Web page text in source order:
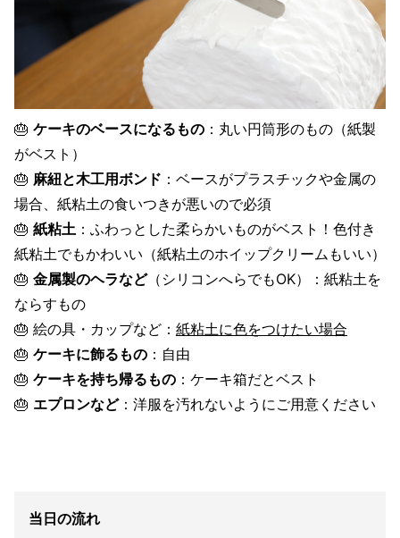
🎂 ケーキのベースになるもの ：丸い円筒形のもの（紙製
がベスト）
🎂 麻紐と木工用ボンド ：ベースがプラスチックや金属の
場合、紙粘土の食いつきが悪いので必須
🎂 紙粘土 ：ふわっとした柔らかいものがベスト！色付き
紙粘土でもかわいい（紙粘土のホイップクリームもいい）
🎂 金属製のヘラなど（シリコンへらでもOK）：紙粘土を
ならすもの
🎂 絵の具・カップなど： 紙粘土に色をつけたい場合
🎂 ケーキに飾るもの ：自由
🎂 ケーキを持ち帰るもの ：ケーキ箱だとベスト
🎂 エプロンなど：洋服を汚れないようにご用意ください
当日の流れ